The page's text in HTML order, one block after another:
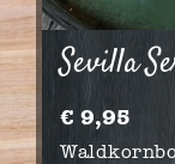
Sevilla
€ 9,95